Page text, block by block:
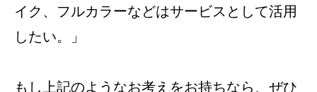
イク、フルカラーなどはサービスとして活用
したい。」
もし上記のようなお考えをお持ちなら、ぜひ